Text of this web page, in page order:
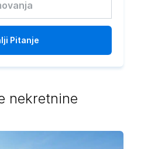
Pitanje
nekretnine